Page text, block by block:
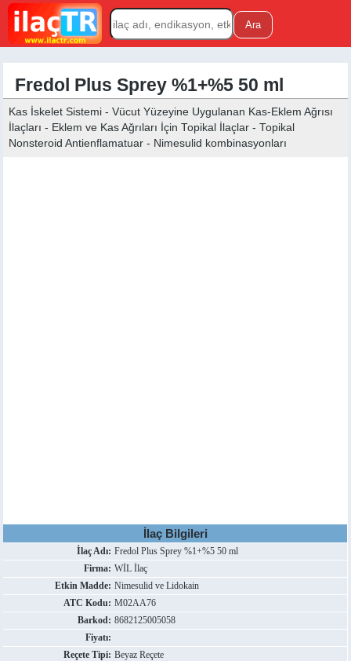
Fredol Plus Sprey %1+%5 50 ml
Kas İskelet Sistemi - Vücut Yüzeyine Uygulanan Kas-Eklem Ağrısı
İlaçları - Eklem ve Kas Ağrıları İçin Topikal İlaçlar - Topikal
Nonsteroid Antienflamatuar - Nimesulid kombinasyonları
İlaç Bilgileri
İlaç Adı: Fredol Plus Sprey %1+%5 50 ml
Firma: WİL İlaç
Etkin Madde: Nimesulid ve Lidokain
ATC Kodu: M02AA76
Barkod: 8682125005058
Fiyatı:
Reçete Tipi: Beyaz Reçete